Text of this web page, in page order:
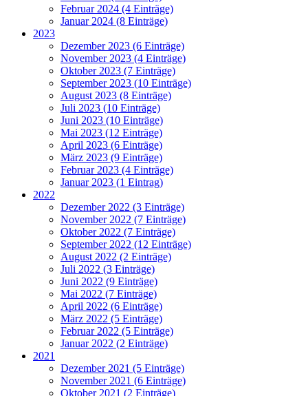
Februar 2024 (4 Einträge)
Januar 2024 (8 Einträge)
2023
Dezember 2023 (6 Einträge)
November 2023 (4 Einträge)
Oktober 2023 (7 Einträge)
September 2023 (10 Einträge)
August 2023 (8 Einträge)
Juli 2023 (10 Einträge)
Juni 2023 (10 Einträge)
Mai 2023 (12 Einträge)
April 2023 (6 Einträge)
März 2023 (9 Einträge)
Februar 2023 (4 Einträge)
Januar 2023 (1 Eintrag)
2022
Dezember 2022 (3 Einträge)
November 2022 (7 Einträge)
Oktober 2022 (7 Einträge)
September 2022 (12 Einträge)
August 2022 (2 Einträge)
Juli 2022 (3 Einträge)
Juni 2022 (9 Einträge)
Mai 2022 (7 Einträge)
April 2022 (6 Einträge)
März 2022 (5 Einträge)
Februar 2022 (5 Einträge)
Januar 2022 (2 Einträge)
2021
Dezember 2021 (5 Einträge)
November 2021 (6 Einträge)
Oktober 2021 (2 Einträge)